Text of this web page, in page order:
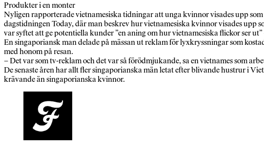
Produkter i en monter
Nyligen rapporterade vietnamesiska tidningar att unga kvinnor visades upp
dagstidningen Today, där man beskrev hur vietnamesiska kvinnor visades upp
var syftet att ge potentiella kunder ”en aning om hur vietnamesiska flickor ser
En singaporiansk man delade på mässan ut reklam för lyxkryssningar som
med honom på resan.
– Det var som tv-reklam och det var så förödmjukande, sa en vietnames som
De senaste åren har allt fler singaporianska män letat efter blivande hustrur i
krävande än singaporianska kvinnor.